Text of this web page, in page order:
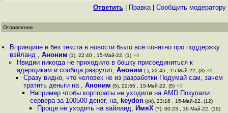
Ответить Правка| Cообщить модератору
Оглавление
Впринципе и без текста в новости было всё понятно про поддержку
вэйланд ,Аноним (1), 22:40 , 15-Май-22, (1) +8
Нвидии никогда не приходило в бошку присоединиться к
ядерщикам и сообща разрулит, Аноним (-), 22:45 , 15-Май-22, (3) +2
Сразу видно, что человек не из разработки Подумай сам, зачем
тратить деньги на , Аноним (5), 22:55 , 15-Май-22, (5) +3
Например чтобы корпораты не уходили на AMD Покупали
сервера за 100500 денег, на, keydon (ok), 23:16 , 15-Май-22, (12)
Проще не уходить на вайланд, ИмяХ (?), 00:23 , 16-Май-22, (19)